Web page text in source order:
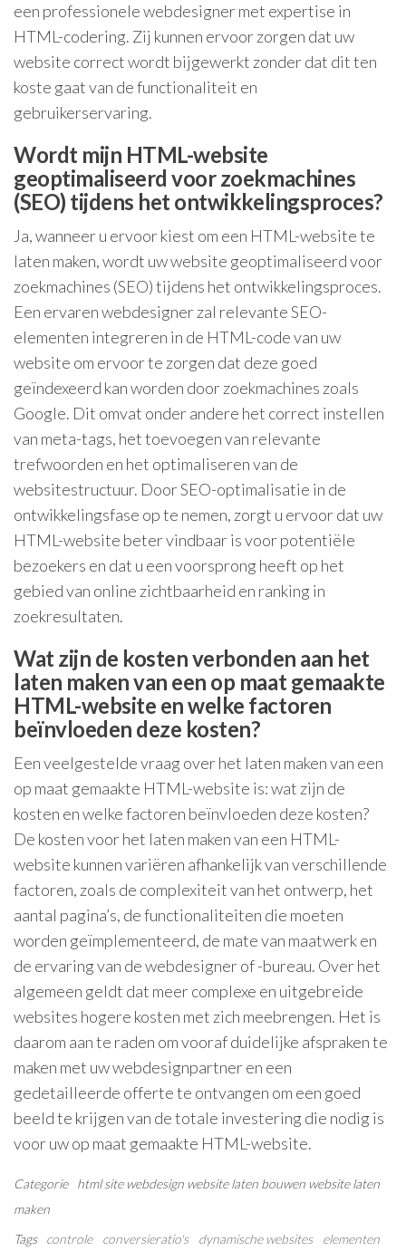
een professionele webdesigner met expertise in
HTML-codering. Zij kunnen ervoor zorgen dat uw
website correct wordt bijgewerkt zonder dat dit ten
koste gaat van de functionaliteit en
gebruikerservaring.
Wordt mijn HTML-website
geoptimaliseerd voor zoekmachines
(SEO) tijdens het ontwikkelingsproces?
Ja, wanneer u ervoor kiest om een HTML-website te
laten maken, wordt uw website geoptimaliseerd voor
zoekmachines (SEO) tijdens het ontwikkelingsproces.
Een ervaren webdesigner zal relevante SEO-
elementen integreren in de HTML-code van uw
website om ervoor te zorgen dat deze goed
geïndexeerd kan worden door zoekmachines zoals
Google. Dit omvat onder andere het correct instellen
van meta-tags, het toevoegen van relevante
trefwoorden en het optimaliseren van de
websitestructuur. Door SEO-optimalisatie in de
ontwikkelingsfase op te nemen, zorgt u ervoor dat uw
HTML-website beter vindbaar is voor potentiële
bezoekers en dat u een voorsprong heeft op het
gebied van online zichtbaarheid en ranking in
zoekresultaten.
Wat zijn de kosten verbonden aan het
laten maken van een op maat gemaakte
HTML-website en welke factoren
beïnvloeden deze kosten?
Een veelgestelde vraag over het laten maken van een
op maat gemaakte HTML-website is: wat zijn de
kosten en welke factoren beïnvloeden deze kosten?
De kosten voor het laten maken van een HTML-
website kunnen variëren afhankelijk van verschillende
factoren, zoals de complexiteit van het ontwerp, het
aantal pagina’s, de functionaliteiten die moeten
worden geïmplementeerd, de mate van maatwerk en
de ervaring van de webdesigner of -bureau. Over het
algemeen geldt dat meer complexe en uitgebreide
websites hogere kosten met zich meebrengen. Het is
daarom aan te raden om vooraf duidelijke afspraken te
maken met uw webdesignpartner en een
gedetailleerde offerte te ontvangen om een goed
beeld te krijgen van de totale investering die nodig is
voor uw op maat gemaakte HTML-website.
Categorie html site webdesign website laten bouwen website laten
maken
Tags
controle conversieratio's dynamische websites elementen